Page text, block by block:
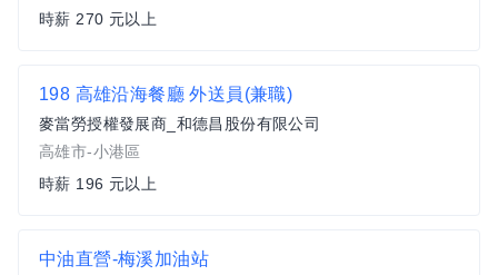
時薪 270 元以上
198 高雄沿海餐廳 外送員(兼職)
麥當勞授權發展商_和德昌股份有限公司
高雄市-小港區
時薪 196 元以上
中油直營-梅溪加油站